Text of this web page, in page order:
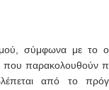
σύμφωνα με το
που
από το